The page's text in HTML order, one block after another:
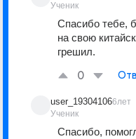
Ученик
Спасибо тебе,
на свою
грешил.
0
user_19304106
Ученик
6лет
Спасибо,